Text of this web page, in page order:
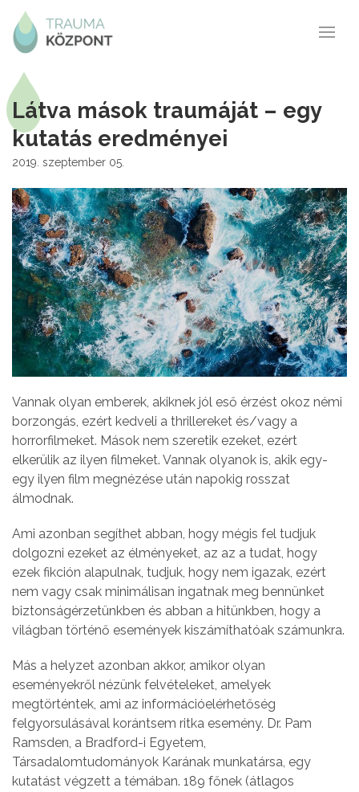
Látva mások traumáját – egy
kutatás eredményei
2019. szeptember 05.
Vannak olyan emberek, akiknek jól eső érzést okoz némi
borzongás, ezért kedveli a thrillereket és/vagy a
horrorfilmeket. Mások nem szeretik ezeket, ezért
elkerülik az ilyen filmeket. Vannak olyanok is, akik egy-
egy ilyen film megnézése után napokig rosszat
álmodnak.
Ami azonban segíthet abban, hogy mégis fel tudjuk
dolgozni ezeket az élményeket, az az a tudat, hogy
ezek fikción alapulnak, tudjuk, hogy nem igazak, ezért
nem vagy csak minimálisan ingatnak meg bennünket
biztonságérzetünkben és abban a hitünkben, hogy a
világban történő események kiszámíthatóak számunkra.
Más a helyzet azonban akkor, amikor olyan
eseményekről nézünk felvételeket, amelyek
megtörténtek, ami az információelérhetőség
felgyorsulásával korántsem ritka esemény. Dr. Pam
Ramsden, a Bradford-i Egyetem,
Társadalomtudományok Karának munkatársa, egy
kutatást végzett a témában. 189 főnek (átlagos